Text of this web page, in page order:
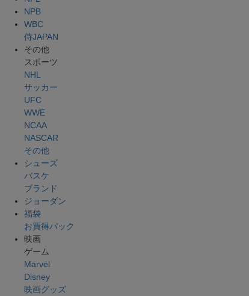
NPB
WBC
侍JAPAN
その他
スポーツ
NHL
サッカー
UFC
WWE
NCAA
NASCAR
その他
シューズ
バスケ
ブランド
ジョーダン
福袋
お買得パック
映画
ゲーム
Marvel
Disney
映画グッズ